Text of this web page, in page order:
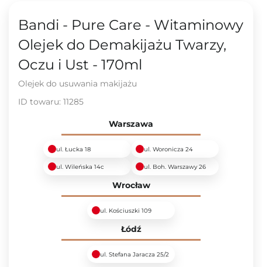
Bandi - Pure Care - Witaminowy
Olejek do Demakijażu Twarzy,
Oczu i Ust - 170ml
Olejek do usuwania makijażu
ID towaru: 11285
Warszawa
ul. Łucka 18 ul. Woronicza 24
ul. Wileńska 14c ul. Boh. Warszawy 26
Wrocław
ul. Kościuszki 109
Łódź
ul. Stefana Jaracza 25/2